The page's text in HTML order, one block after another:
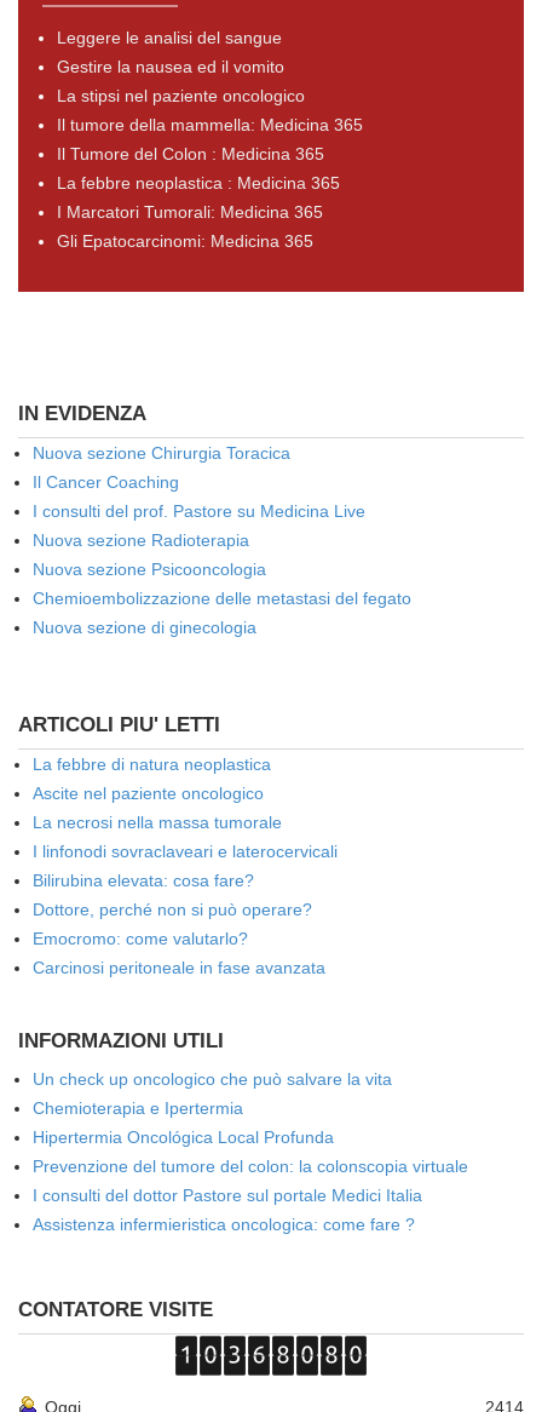
Leggere le analisi del sangue
Gestire la nausea ed il vomito
La stipsi nel paziente oncologico
Il tumore della mammella: Medicina 365
Il Tumore del Colon : Medicina 365
La febbre neoplastica : Medicina 365
I Marcatori Tumorali: Medicina 365
Gli Epatocarcinomi: Medicina 365
IN EVIDENZA
Nuova sezione Chirurgia Toracica
Il Cancer Coaching
I consulti del prof. Pastore su Medicina Live
Nuova sezione Radioterapia
Nuova sezione Psicooncologia
Chemioembolizzazione delle metastasi del fegato
Nuova sezione di ginecologia
ARTICOLI PIU' LETTI
La febbre di natura neoplastica
Ascite nel paziente oncologico
La necrosi nella massa tumorale
I linfonodi sovraclaveari e laterocervicali
Bilirubina elevata: cosa fare?
Dottore, perché non si può operare?
Emocromo: come valutarlo?
Carcinosi peritoneale in fase avanzata
INFORMAZIONI UTILI
Un check up oncologico che può salvare la vita
Chemioterapia e Ipertermia
Hipertermia Oncológica Local Profunda
Prevenzione del tumore del colon: la colonscopia virtuale
I consulti del dottor Pastore sul portale Medici Italia
Assistenza infermieristica oncologica: come fare ?
CONTATORE VISITE
Oggi
2414